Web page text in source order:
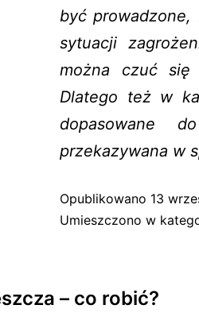
być
sytuacji
można czuć się
Dlatego też w
dopasowane
przekazywana w
Opublikowano 13
Umieszczono w
– co robić?